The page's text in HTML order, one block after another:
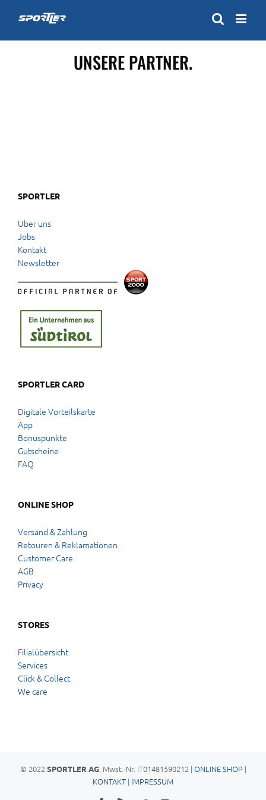
Inhalt
springen
UNSERE PARTNER.
SPORTLER
Über uns
Jobs
Kontakt
Newsletter
SPORTLER CARD
Digitale Vorteilskarte
App
Bonuspunkte
Gutscheine
FAQ
ONLINE SHOP
Versand & Zahlung
Retouren & Reklamationen
Customer Care
AGB
Privacy
STORES
Filialübersicht
Services
Click & Collect
We care
© 2022SPORTLER AG, Mwst.-Nr. IT01481590212 | ONLINE SHOP|
KONTAKT | IMPRESSUM